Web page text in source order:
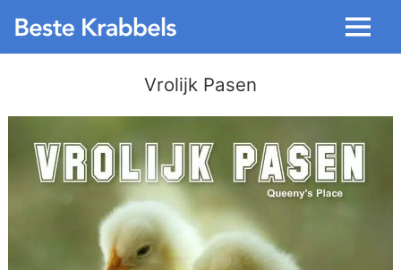
Menu
Vrolijk Pasen